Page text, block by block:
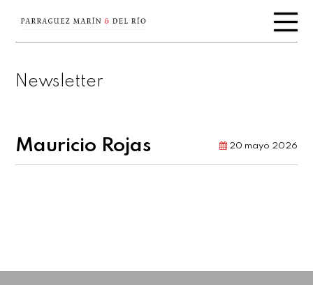
Newsletter
Mauricio Rojas 20 mayo 2026